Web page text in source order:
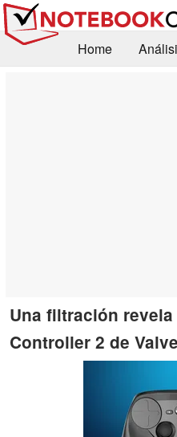
Home
Una filtración
Controller 2 de